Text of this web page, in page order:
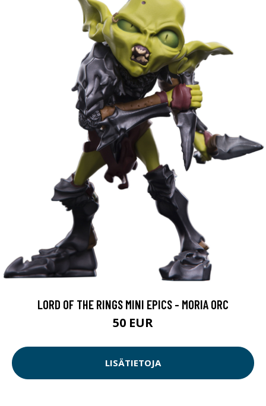
LORD OF THE RINGS MINI EPICS - MORIA ORC
50 EUR
LISÄTIETOJA